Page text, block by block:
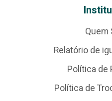
Quem
Relatório de
Política de
Política de